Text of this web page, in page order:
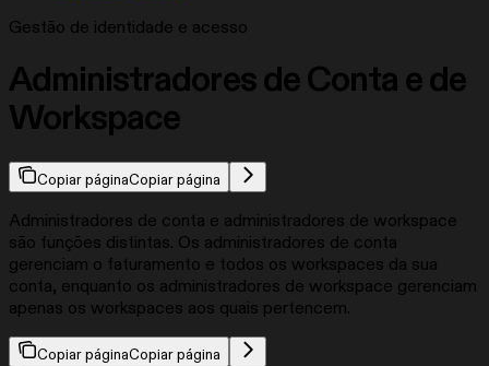
Gestão de identidade e acesso
Administradores de Conta e de
Workspace
Copiar páginaCopiar página
Administradores de conta e administradores de workspace
são funções distintas. Os administradores de conta
gerenciam o faturamento e todos os workspaces da sua
conta, enquanto os administradores de workspace gerenciam
apenas os workspaces aos quais pertencem.
Copiar páginaCopiar página